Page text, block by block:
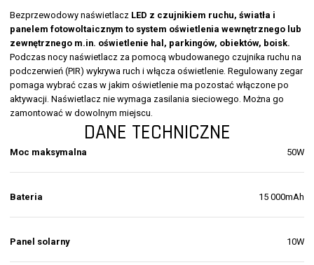
Bezprzewodowy naświetlacz LED z czujnikiem ruchu, światła i
panelem fotowoltaicznym to system oświetlenia wewnętrznego lub
zewnętrznego m.in. oświetlenie hal, parkingów, obiektów, boisk.
Podczas nocy naświetlacz za pomocą wbudowanego czujnika ruchu na
podczerwień (PIR) wykrywa ruch i włącza oświetlenie. Regulowany zegar
pomaga wybrać czas w jakim oświetlenie ma pozostać włączone po
aktywacji. Naświetlacz nie wymaga zasilania sieciowego. Można go
zamontować w dowolnym miejscu.
DANE TECHNICZNE
Moc maksymalna 50W
Bateria 15 000mAh
Panel solarny 10W